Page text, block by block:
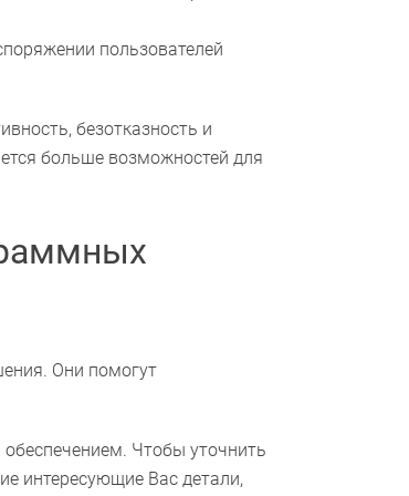
пользователей
безотказность и
больше возможностей для
Они помогут
Чтобы уточнить
интересующие Вас детали,